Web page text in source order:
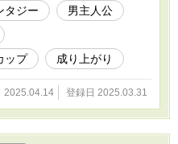
カクヨムでも公開していま
ョンに迷い込んだ落ちこぼれ
約したら、強さがバグってＳ
た件～知らない間にバズって
なります。
タジー
男主人公
ップ
成り上がり
2025.04.14 登録日 2025.03.31